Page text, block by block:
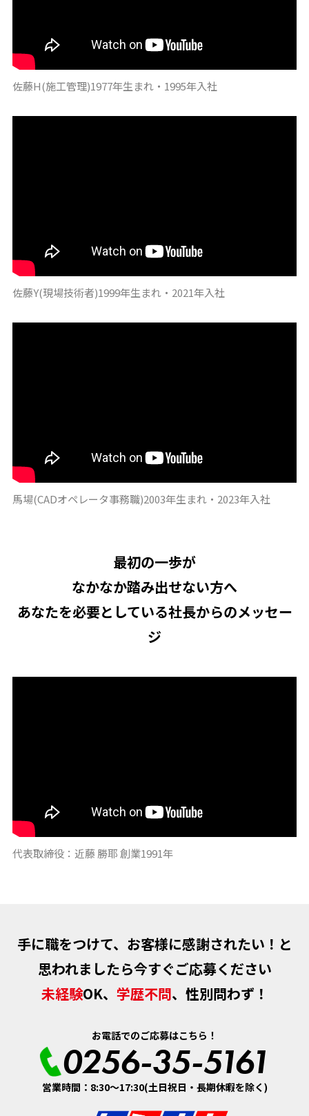
佐藤H(施工管理)1977年生まれ・1995年入社
佐藤Y(現場技術者)1999年生まれ・2021年入社
馬場(CADオペレータ事務職)2003年生まれ・2023年入社
最初の一歩が
なかなか踏み出せない方へ
あなたを必要としている社長からのメッセー
ジ
代表取締役：近藤 勝耶 創業1991年
手に職をつけて、お客様に感謝されたい！と
思われましたら今すぐご応募ください
未経験OK、 学歴不問、性別問わず！
お電話でのご応募はこちら！
0256-35-5161
営業時間：8:30～17:30(土日祝日・長期休暇を除く)